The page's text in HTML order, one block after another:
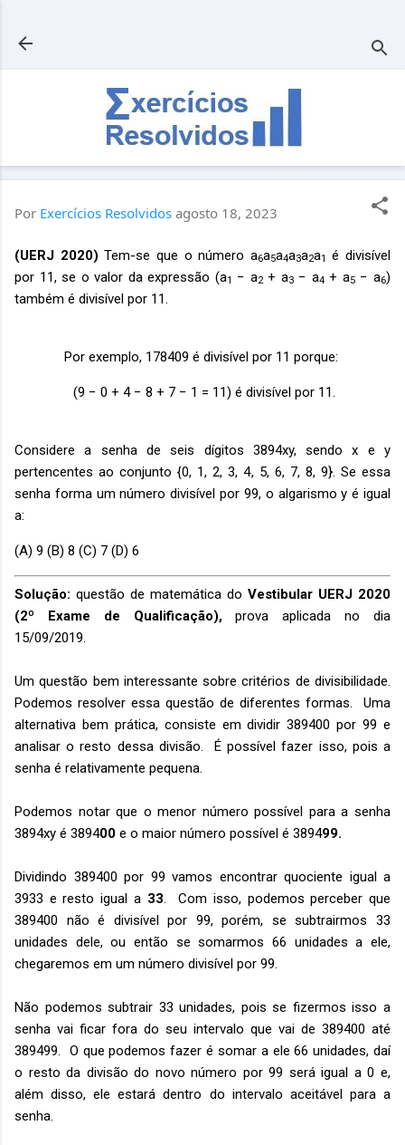
Por Exercícios Resolvidos agosto 18, 2023
(UERJ 2020) Tem-se que o número a6a5a4a3a2a1
é divisível
por 11, se o valor da expressão (a1 − a2+ a3− a4 + a5− a6)
também é divisível por 11.
Por exemplo, 178409 é divisível por 11 porque:
(9 − 0 + 4 − 8 + 7 − 1 = 11) é divisível por 11.
Considere a senha de seis dígitos 3894xy, sendo x e y
pertencentes ao conjunto {0, 1, 2, 3, 4, 5, 6, 7, 8, 9}. Se essa
senha forma um número divisível por 99, o algarismo y é igual
a:
(A) 9 (B) 8 (C) 7 (D) 6
Solução: questão de matemática do Vestibular UERJ 2020
(2º Exame de Qualificação),prova aplicada no dia
15/09/2019.
Um questão bem interessante sobre critérios de divisibilidade.
Podemos resolver essa questão de diferentes formas. Uma
alternativa bem prática, consiste em dividir 389400 por 99 e
analisar o resto dessa divisão. É possível fazer isso, pois a
senha é relativamente pequena.
Podemos notar que o menor número possível para a senha
3894xy é 389400 e o maior número possível é 389499.
Dividindo 389400 por 99 vamos encontrar quociente igual a
3933 e resto igual a 33. Com isso, podemos perceber que
389400 não é divisível por 99, porém, se subtrairmos 33
unidades dele, ou então se somarmos 66 unidades a ele,
chegaremos em um número divisível por 99.
Não podemos subtrair 33 unidades, pois se fizermos isso a
senha vai ficar fora do seu intervalo que vai de 389400 até
389499. O que podemos fazer é somar a ele 66 unidades, daí
o resto da divisão do novo número por 99 será igual a 0 e,
além disso, ele estará dentro do intervalo aceitável para a
senha.